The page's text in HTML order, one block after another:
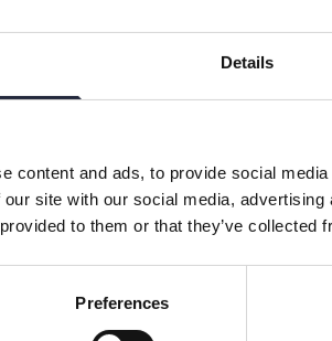
Details
content and ads, to provide social
site with our social media,
to them or that they’ve collected
Preferences
29
01
Lördag
Se alla